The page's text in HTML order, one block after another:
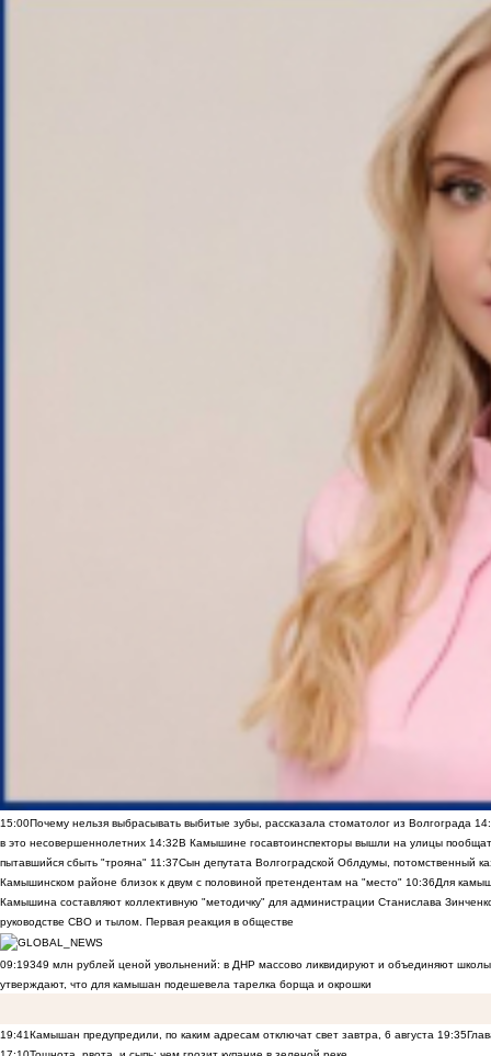
15:00Почему нельзя выбрасывать выбитые зубы, рассказала стоматолог из Волгограда
в это несовершеннолетних 14:32В Камышине госавтоинспекторы вышли на улицы
пытавшийся сбыть "трояна" 11:37Сын депутата Волгоградской Облдумы, потомственный
Камышинском районе близок к двум с половиной претендентам на "место" 10:36Для
Камышина составляют коллективную "методичку" для администрации Станислава
руководстве СВО и тылом. Первая реакция в обществе
09:19349 млн рублей ценой увольнений: в ДНР массово ликвидируют и объединяют
утверждают, что для камышан подешевела тарелка борща и окрошки
19:41Камышан предупредили, по каким адресам отключат свет завтра, 6 августа 19:35